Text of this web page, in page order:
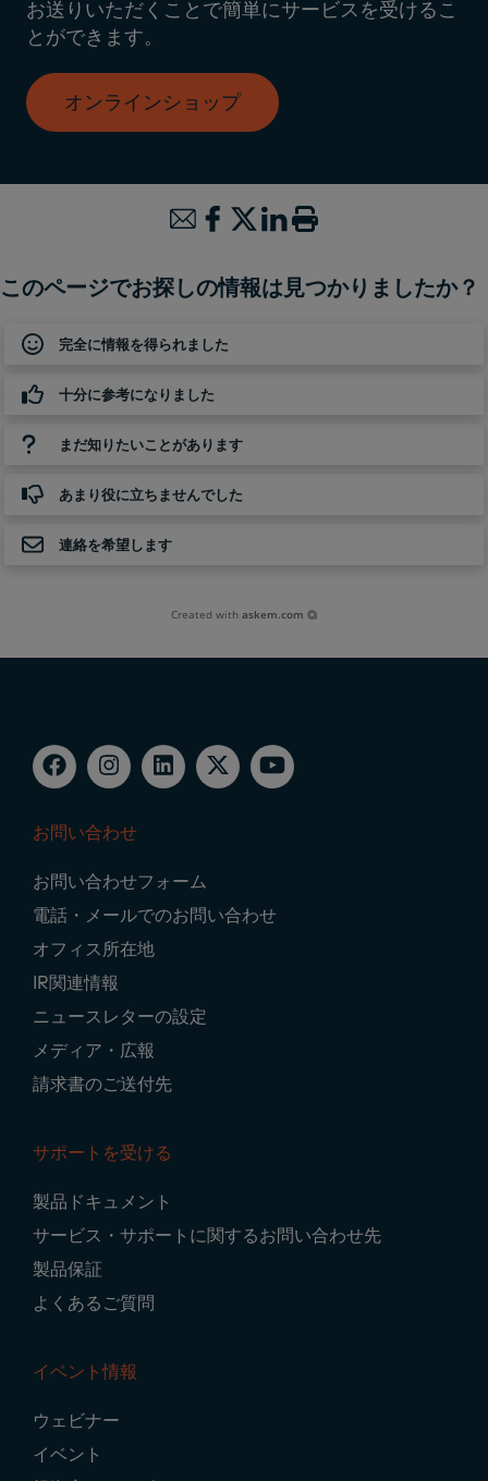
お送りいただくことで簡単にサービスを受けるこ
とができます。
オンラインショップ
このページでお探しの情報は見つかりましたか？
完全に情報を得られました
十分に参考になりました
まだ知りたいことがあります
あまり役に立ちませんでした
連絡を希望します
Created withaskem.com
Navigation
お問い合わせ
お問い合わせフォーム
電話・メールでのお問い合わせ
オフィス所在地
IR関連情報
ニュースレターの設定
メディア・広報
請求書のご送付先
サポートを受ける
製品ドキュメント
サービス・サポートに関するお問い合わせ先
製品保証
よくあるご質問
イベント情報
ウェビナー
イベント